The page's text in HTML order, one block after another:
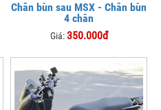
Chắn bùn sau MSX - Chắn bùn
4 chân
Giá:350.000đ